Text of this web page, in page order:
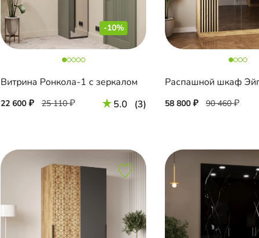
-10%
Витрина Ронкола-1 с зеркалом
22 600 25 110 5.0 (3) 58 800 90 460